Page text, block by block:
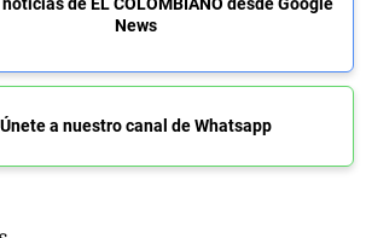
News
Únete a nuestro canal de Whatsapp